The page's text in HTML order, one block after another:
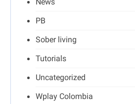
News
PB
Sober living
Tutorials
Uncategorized
Wplay Colombia